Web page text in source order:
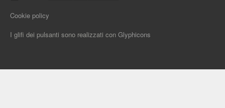
Cookie policy
I glifi dei pulsanti sono realizzati con Glyphicons